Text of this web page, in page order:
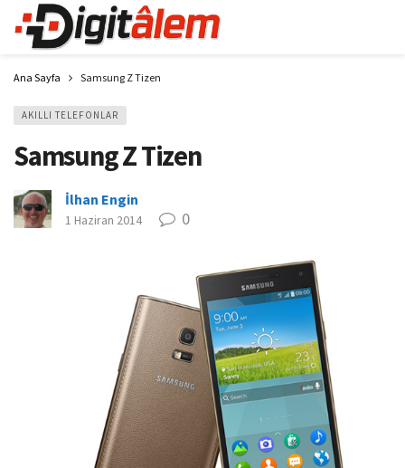
Ana Sayfa Samsung Z Tizen
AKILLI TELEFONLAR
Samsung Z Tizen
İlhan Engin
1 Haziran 2014 0